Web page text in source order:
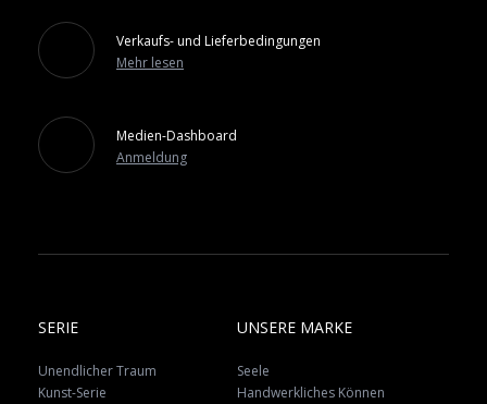
Verkaufs- und Lieferbedingungen
Mehr lesen
Medien-Dashboard
Anmeldung
SERIE
Unendlicher Traum
Kunst-Serie
UNSERE MARKE
Seele
Handwerkliches Können